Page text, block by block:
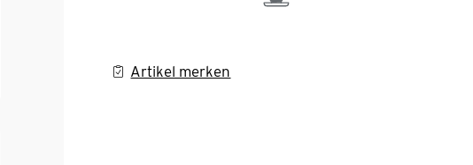
Artikel merken